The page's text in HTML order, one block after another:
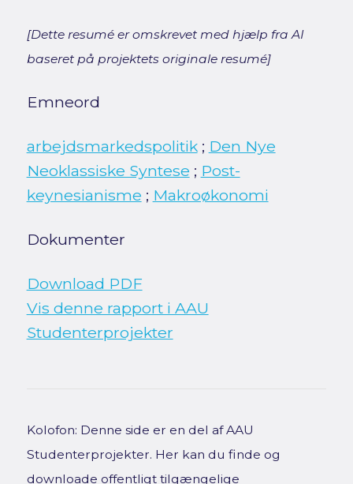
[Dette resumé er omskrevet med hjælp fra AI
baseret på projektets originale resumé]
Emneord
arbejdsmarkedspolitik; Den Nye
Neoklassiske Syntese ; Post-
keynesianisme ; Makroøkonomi
Dokumenter
Download PDF
Vis denne rapport i AAU
Studenterprojekter
Kolofon: Denne side er en del af AAU
Studenterprojekter. Her kan du finde og
downloade offentligt tilgængelige